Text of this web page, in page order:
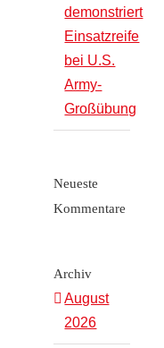
demonstriert
Einsatzreife
bei U.S.
Army-
Großübung
Neueste
Kommentare
Archiv
August
2026